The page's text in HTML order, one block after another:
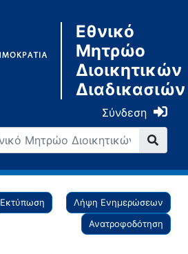
Εθνικό
Μητρώο
Διοικητικών
Διαδικασιών
Σύνδεση
Εκτύπωση
Λήψη Ενημερώσεων
Ανατροφοδότηση